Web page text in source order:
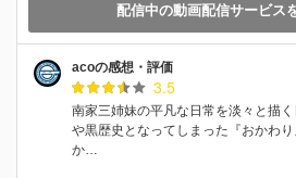
配信中の動画配信サービス
acoの感想・評価
3.5
南家三姉妹の平凡な日常を淡々と描
や黒歴史となってしまった『おかわ
か…